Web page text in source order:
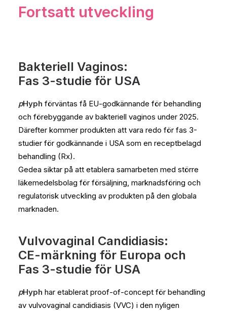
Fortsatt utveckling
Bakteriell Vaginos:
Fas 3-studie för USA
pHyph förväntas få EU-godkännande för behandling
och förebyggande av bakteriell vaginos under 2025.
Därefter kommer produkten att vara redo för fas 3-
studier för godkännande i USA som en receptbelagd
behandling (Rx).
Gedea siktar på att etablera samarbeten med större
läkemedelsbolag för försäljning, marknadsföring och
regulatorisk utveckling av produkten på den globala
marknaden.
Vulvovaginal Candidiasis:
CE-märkning för Europa och
Fas 3-studie för USA
pHyph har etablerat proof-of-concept för behandling
av vulvovaginal candidiasis (VVC) i den nyligen